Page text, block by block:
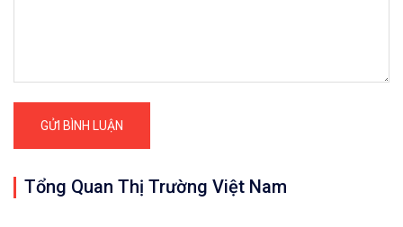
Tổng Quan Thị Trường Việt Nam